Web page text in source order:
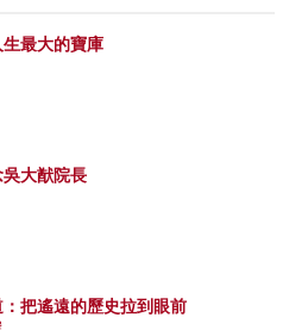
最大的寶庫
大猷院長
把遙遠的歷史拉到眼前